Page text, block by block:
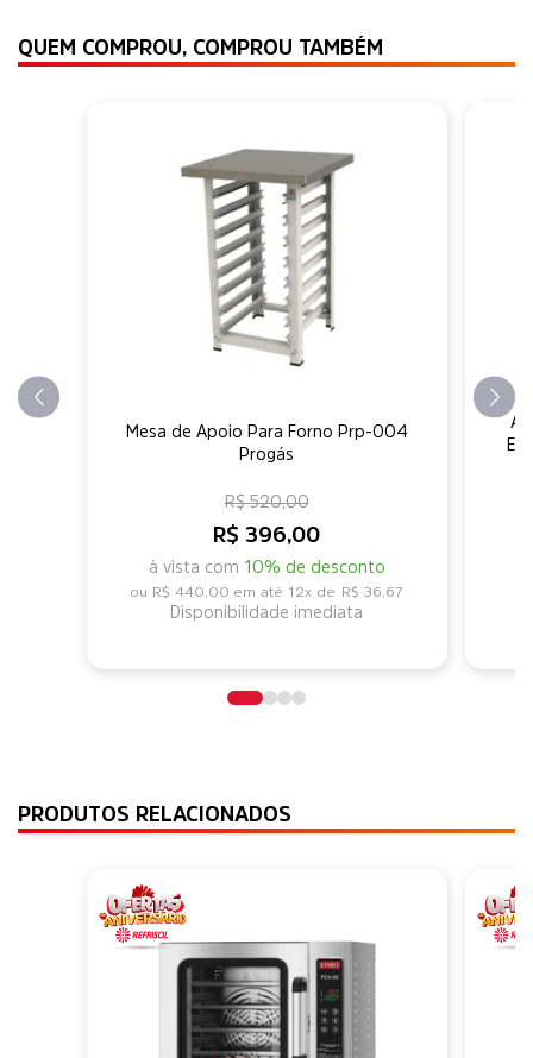
QUEM COMPROU, COMPROU TAMBÉM
Mesa de Apoio Para Forno Prp-004
Progás
R$ 396,00
à vista com 10% de desconto
R$ 520,00
R$ 440,00 12x de R$ 36,67
Disponibilidade imediata
PRODUTOS RELACIONADOS